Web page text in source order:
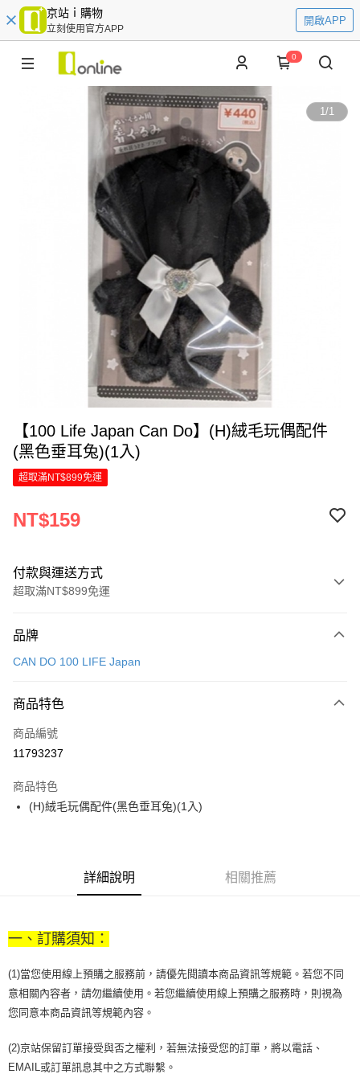
京站ｉ購物
立刻使用官方APP
開啟APP
0
1/1
【100 Life Japan Can Do】(H)絨毛玩偶配件
(黑色垂耳兔)(1入)
超取滿NT$899免運
NT$159
付款與運送方式
超取滿NT$899免運
信用卡一次付款
Apple Pay
街口支付
Google Pay
流程，驗證手機門號後，選擇欲分期的期數、繳款截止日，確認付款後即完
成交易。
4.訂單成立30分鐘內，如未前往確認交易或遇審核未通過，訂單將自動取
消。如遇「轉專審核」未通過狀況，表示未達大哥付你分期系統評分，恕無
法說明評估內容。
【繳款方式說明】
醒簡訊。
2.透過簡訊連結打開帳單後，可選擇「超商條碼／台灣大直營門市／銀行轉
【關於「AFTEE先享後付」】
便利好安心！
２．便利：只要手機號碼，簡訊認證，即可結帳。
３．安心：先確認商品／服務後，再付款。
【「AFTEE先享後付」結帳流程】
１．於結帳方式選擇「AFTEE先享後付」後，將跳轉至「AFTEE先享後付」
結帳頁面，進行簡訊認證並確認金額後，即可完成結帳。
運送方式
付款後全家取貨
每筆NT$70，滿NT$899(含以上)免運費
付款後7-11取貨
品牌
CAN DO 100 LIFE Japan
商品特色
商品編號
11793237
商品特色
(H)絨毛玩偶配件(黑色垂耳兔)(1入)
詳細說明 相關推薦
一、訂購須知：
(1)當您使用線上預購之服務前，請優先閱讀本商品資訊等規範。若您不同
意相關內容者，請勿繼續使用。若您繼續使用線上預購之服務時，則視為
您同意本商品資訊等規範內容。
(2)京站保留訂單接受與否之權利，若無法接受您的訂單，將以電話、
EMAIL或訂單訊息其中之方式聯繫。